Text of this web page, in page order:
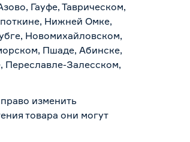
Гауфе, Таврическом,
Нижней Омке,
Новомихайловском,
Пшаде, Абинске,
Переславле-Залесском,
изменить
товара они могут